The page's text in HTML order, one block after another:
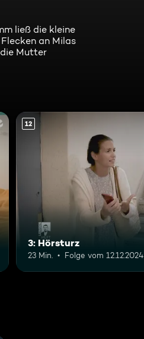
ließ die kleine
an Milas
Mutter
12
3: Hörsturz
23 Min. Folge vom 12.12.2024